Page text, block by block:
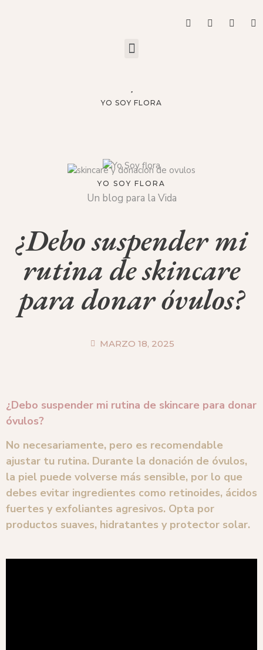
YO SOY FLORA
YO SOY FLORA
Un blog para la Vida
¿Debo suspender mi
rutina de skincare
para donar óvulos?
MARZO 18, 2025
¿Debo suspender mi rutina de skincare para donar
óvulos?
No necesariamente, pero es recomendable
ajustar tu rutina. Durante la donación de óvulos,
la piel puede volverse más sensible, por lo que
debes evitar ingredientes como retinoides, ácidos
fuertes y exfoliantes agresivos. Opta por
productos suaves, hidratantes y protector solar.